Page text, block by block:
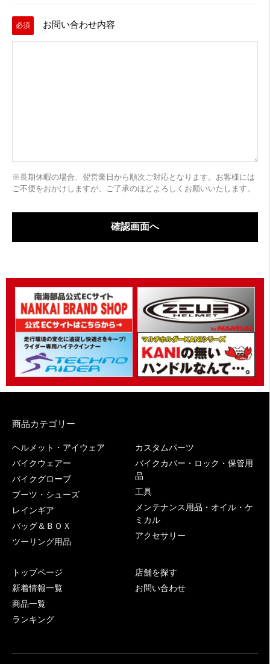
必須 お問い合わせ内容
※長期休暇の場合、翌営業日から順次ご対応となります。お客様には
ご不便をおかけしますが、ご了承のほどよろしくお願いいたします。
商品カテゴリー
ヘルメット・アイウェア
バイクウェアー
バイクグローブ
ブーツ・シューズ
レインギア
バッグ＆ＢＯＸ
ツーリング用品
カスタムパーツ
バイクカバー・ロック・保管用
品
工具
メンテナンス用品・オイル・ケ
ミカル
アクセサリー
トップページ
新着情報一覧
商品一覧
ランキング
店舗を探す
お問い合わせ